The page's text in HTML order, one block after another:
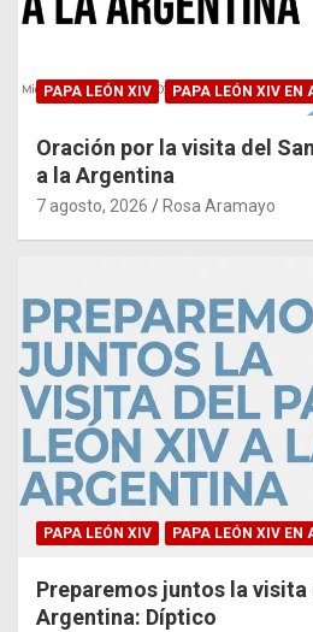
PAPA LEÓN XIV PAPA LEÓN XIV EN
Oración por la visita del
a la Argentina
7 agosto, 2026 Rosa Aramayo
PAPA LEÓN XIV PAPA LEÓN XIV EN
Preparemos juntos la visita
Argentina: Díptico